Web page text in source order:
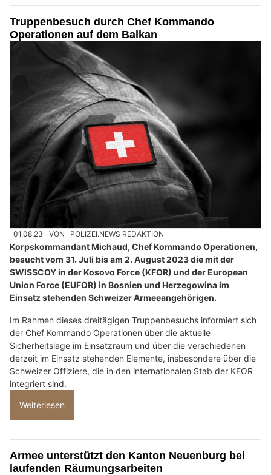
Truppenbesuch durch Chef Kommando
Operationen auf dem Balkan
01.08.23 VON POLIZEI.NEWS REDAKTION
Korpskommandant Michaud, Chef Kommando Operationen,
besucht vom 31. Juli bis am 2. August 2023 die mit der
SWISSCOY in der Kosovo Force (KFOR) und der European
Union Force (EUFOR) in Bosnien und Herzegowina im
Einsatz stehenden Schweizer Armeeangehörigen.
Im Rahmen dieses dreitägigen Truppenbesuchs informiert sich
der Chef Kommando Operationen über die aktuelle
Sicherheitslage im Einsatzraum und über die verschiedenen
derzeit im Einsatz stehenden Elemente, insbesondere über die
Schweizer Offiziere, die in den internationalen Stab der KFOR
integriert sind.
Weiterlesen
Armee unterstützt den Kanton Neuenburg bei
laufenden Räumungsarbeiten